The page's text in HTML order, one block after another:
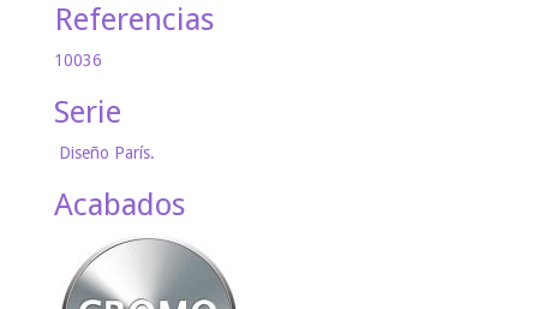
Referencias
10036
Serie
Diseño París.
Acabados